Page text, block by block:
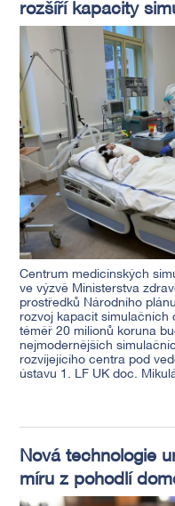
rozšíří kapacity
Centrum medicínských
ve výzvě Ministerstva
prostředků Národního
rozvoj kapacit simulačních
téměř 20 milionů koruna
nejmodernějších
rozvíjejícího centra pod
ústavu 1. LF UK doc.
Nová technologie
míru z pohodlí